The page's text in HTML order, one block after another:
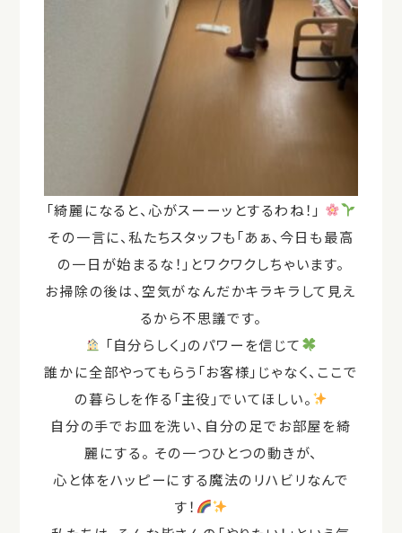
「綺麗になると、心がスーーッとするわね！」
その一言に、私たちスタッフも「あぁ、今日も最高
の一日が始まるな！」とワクワクしちゃいます。
お掃除の後は、空気がなんだかキラキラして見え
るから不思議です。
「自分らしく」のパワーを信じて
誰かに全部やってもらう「お客様」じゃなく、ここで
の暮らしを作る「主役」でいてほしい。
自分の手でお皿を洗い、自分の足でお部屋を綺
麗にする。 その一つひとつの動きが、
心と体をハッピーにする魔法のリハビリなんで
す！